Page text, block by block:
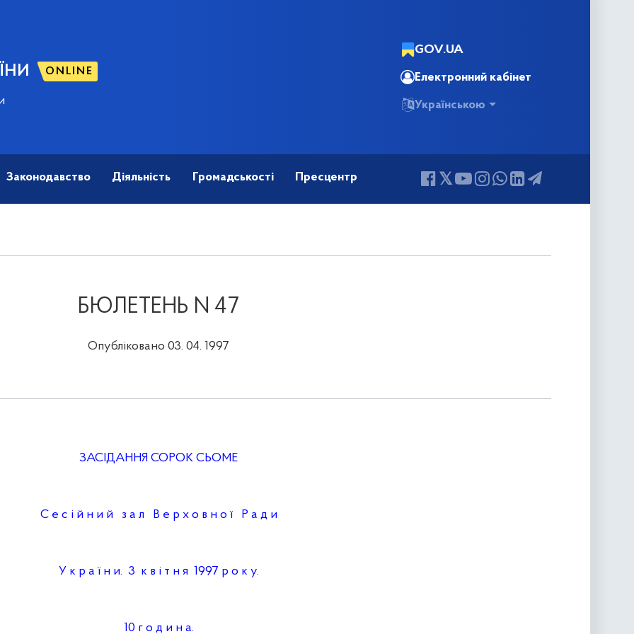
ONLINE
GOV.UA
Електронний кабінет
Українською
Законодавство Діяльність Громадськості Пресцентр
БЮЛЕТЕНЬ N 47
Опубліковано 03. 04. 1997
ЗАСІДАННЯ СОРОК СЬОМЕ
C е с і й н и й з а л В е р х о в н о ї Р а д и
У к р а ї н и. 3 к в і т н я 1997 р о к у.
10 г о д и н а.